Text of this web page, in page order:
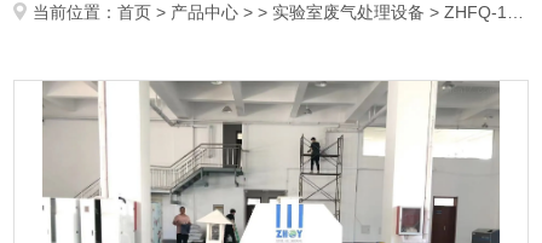
当前位置：首页 > 产品中心 > > 实验室废气处理设备 > ZHFQ-1800实验室综合废气处理系统